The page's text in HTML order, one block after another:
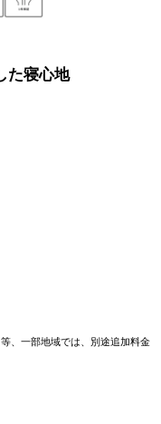
た寝心地
、一部地域では、別途追加料金